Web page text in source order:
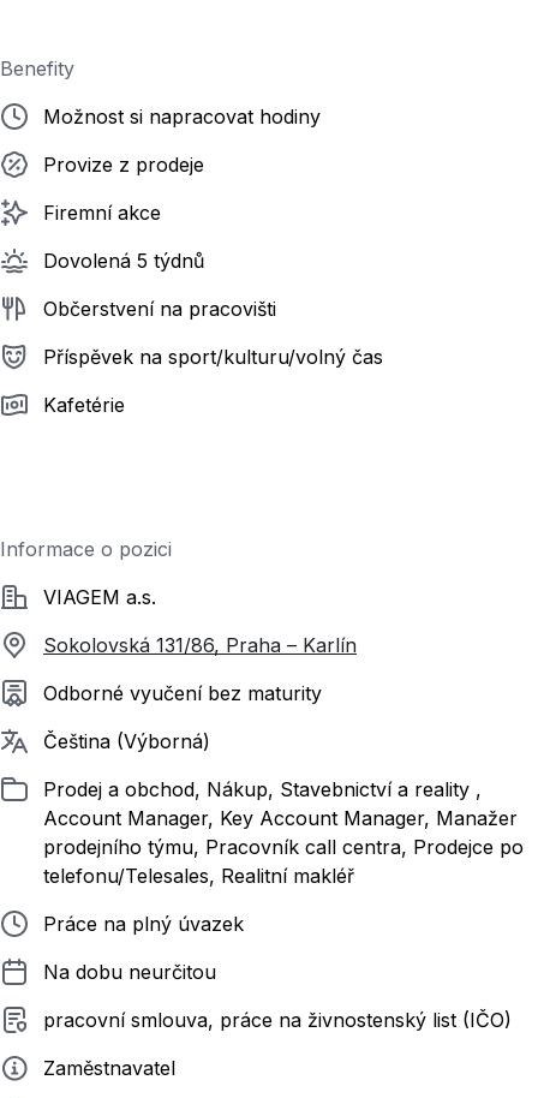
Benefity
Možnost si napracovat hodiny
Provize z prodeje
Firemní akce
Dovolená 5 týdnů
Občerstvení na pracovišti
Příspěvek na sport/kulturu/volný čas
Kafetérie
Informace o pozici
SpolečnostVIAGEM a.s.
Sokolovská 131/86, Praha – Karlín
Požadované vzdělání
Odborné vyučení bez maturity
Požadované jazyky
Čeština (Výborná)
ZařazenoProdej a obchod, Nákup, Stavebnictví a reality ,
Account Manager, Key Account Manager, Manažer
prodejního týmu, Pracovník call centra, Prodejce po
telefonu/Telesales, Realitní makléř
Typ pracovního poměru
Práce na plný úvazek
Délka pracovního poměru
Na dobu neurčitou
Typ smluvního vztahu
pracovní smlouva, práce na živnostenský list (IČO)
ZadavatelZaměstnavatel